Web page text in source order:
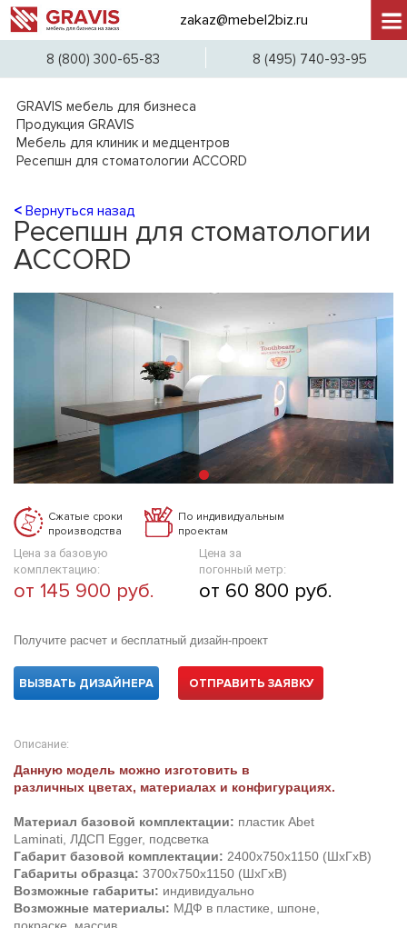
+7
zakaz@mebel2biz.ru
8 (800) 300-65-83 8 (495) 740-93-95
GRAVIS мебель для бизнеса
Продукция GRAVIS
Мебель для клиник и медцентров
Ресепшн для стоматологии ACCORD
< Вернуться назад
Ресепшн для стоматологии
ACCORD
Сжатые сроки
производства
По индивидуальным
проектам
Цена за базовую
комплектацию:
от 145 900 руб.
Цена за
погонный метр:
от 60 800 руб.
Получите расчет и бесплатный дизайн-проект
ВЫЗВАТЬ ДИЗАЙНЕРА ОТПРАВИТЬ ЗАЯВКУ
Описание:
Данную модель можно изготовить в
различных цветах, материалах и конфигурациях.
Материал базовой комплектации: пластик Abet
Laminati, ЛДСП Egger, подсветка
Габарит базовой комплектации: 2400х750х1150 (ШхГхВ)
Габариты образца: 3700х750х1150 (ШхГхВ)
Возможные габариты: индивидуально
Возможные материалы: МДФ в пластике, шпоне,